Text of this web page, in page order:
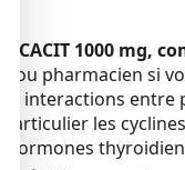
CACIT 1000 mg,
ou pharmacien si
interactions
particulier les
hormones